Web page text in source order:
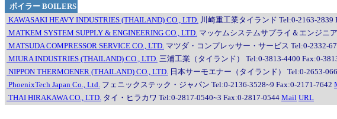
ボイラー BOILERS
KAWASAKI HEAVY INDUSTRIES (THAILAND) CO., LTD. 川崎重工業タイランド Tel:0-2163-2839
MATKEM SYSTEM SUPPLY & ENGINEERING CO., LTD. マッケムシステムサプライ＆エンジニ
MATSUDA COMPRESSOR SERVICE CO., LTD. マツダ・コンプレッサー・サービス Tel:0-2332-
MIURA INDUSTRIES (THAILAND) CO., LTD. 三浦工業（タイランド） Tel:0-3813-4400 Fax:0-
NIPPON THERMOENER (THAILAND) CO., LTD. 日本サーモエナー（タイランド） Tel:0-2653-
PhoenixTech Japan Co., Ltd. フェニックステック・ジャパン Tel:0-2136-3528~9 Fax:0-2171-7642
THAI HIRAKAWA CO., LTD. タイ・ヒラカワ Tel:0-2817-0540~3 Fax:0-2817-0544 Mail URL